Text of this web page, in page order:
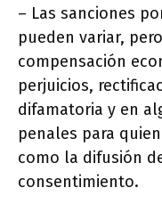
– Las sanciones
pueden variar,
compensación
perjuicios,
difamatoria y en
penales para
como la difusión
consentimiento.